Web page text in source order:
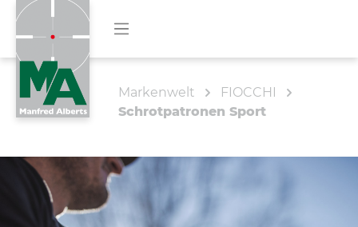
Markenwelt
FIOCCHI
Schrotpatronen Sport